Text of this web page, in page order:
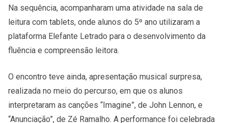
Na sequência, acompanharam uma atividade na sala de
leitura com tablets, onde alunos do 5º ano utilizaram a
plataforma Elefante Letrado para o desenvolvimento da
fluência e compreensão leitora.
O encontro teve ainda, apresentação musical surpresa,
realizada no meio do percurso, em que os alunos
interpretaram as canções “Imagine”, de John Lennon, e
“Anunciação”, de Zé Ramalho. A performance foi celebrada